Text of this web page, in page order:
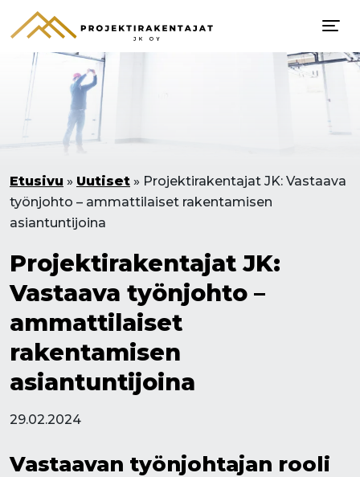
Etusivu » Uutiset » Projektirakentajat JK: Vastaava
työnjohto – ammattilaiset rakentamisen
asiantuntijoina
Projektirakentajat JK:
Vastaava työnjohto –
ammattilaiset
rakentamisen
asiantuntijoina
29.02.2024
Vastaavan työnjohtajan rooli